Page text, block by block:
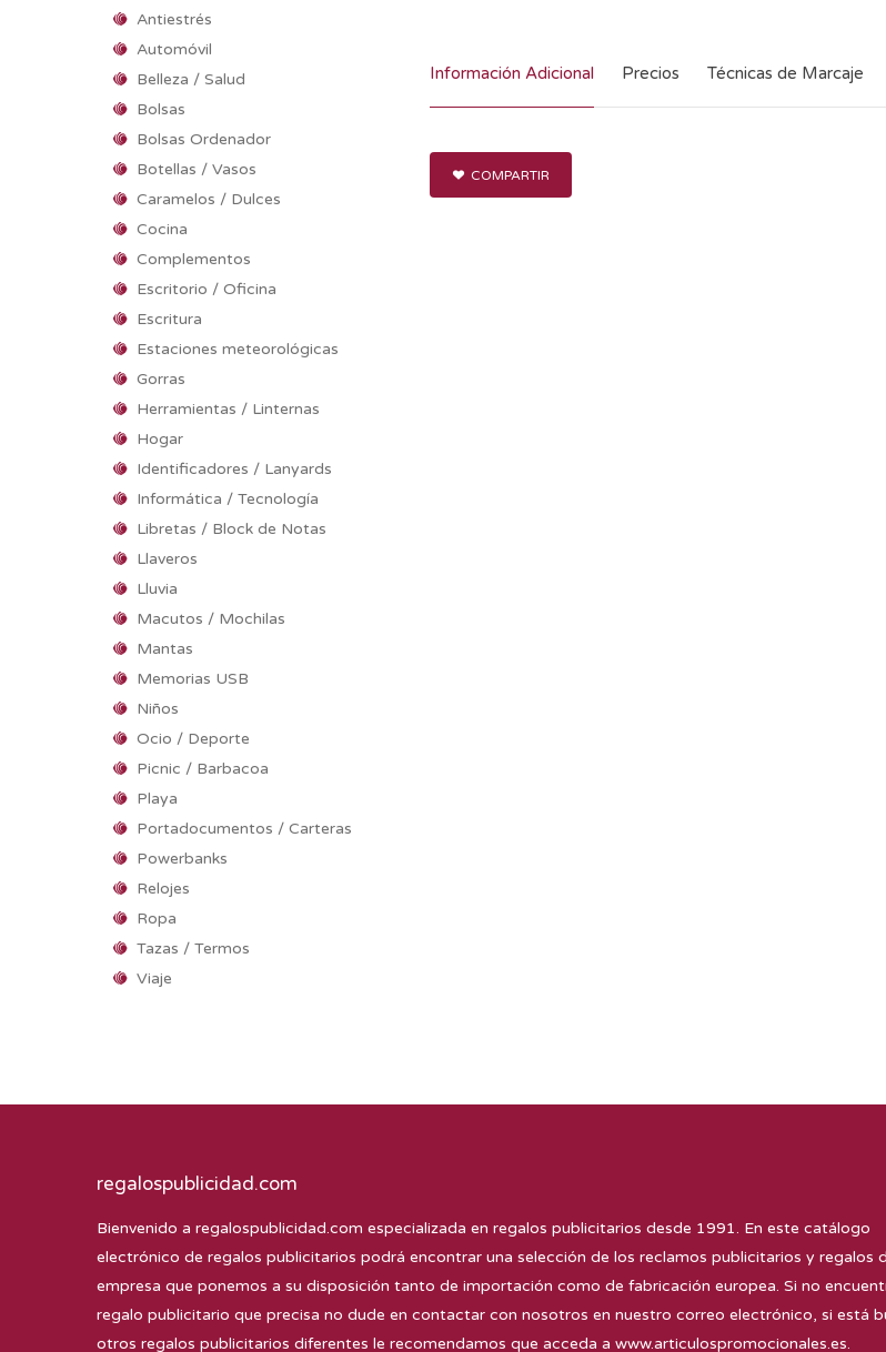
Antiestrés
Automóvil
Belleza / Salud
Bolsas
Bolsas Ordenador
Botellas / Vasos
Caramelos / Dulces
Cocina
Complementos
Escritorio / Oficina
Escritura
Estaciones meteorológicas
Gorras
Herramientas / Linternas
Hogar
Identificadores / Lanyards
Informática / Tecnología
Libretas / Block de Notas
Llaveros
Lluvia
Macutos / Mochilas
Mantas
Memorias USB
Niños
Ocio / Deporte
Picnic / Barbacoa
Playa
Portadocumentos / Carteras
Powerbanks
Relojes
Ropa
Tazas / Termos
Viaje
Información Adicional Precios Técnicas de Marcaje
COMPARTIR
regalospublicidad.com
Bienvenido a regalospublicidad.com especializada en regalos publicitarios desde 1991. En este catálogo
electrónico de regalos publicitarios podrá encontrar una selección de los reclamos publicitarios y regalos
empresa que ponemos a su disposición tanto de importación como de fabricación europea. Si no
regalo publicitario que precisa no dude en contactar con nosotros en nuestro correo electrónico, si está
otros regalos publicitarios diferentes le recomendamos que acceda a www.articulospromocionales.es.